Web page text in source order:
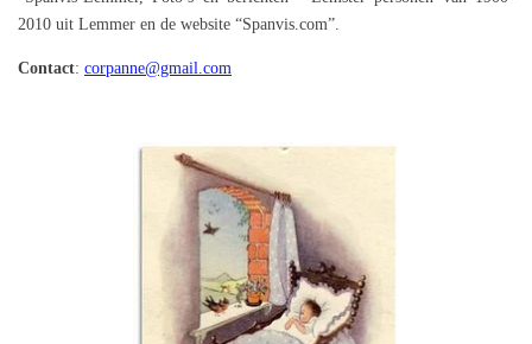
2010 uit Lemmer en de website “Spanvis.com”.
Contact: corpanne@gmail.com